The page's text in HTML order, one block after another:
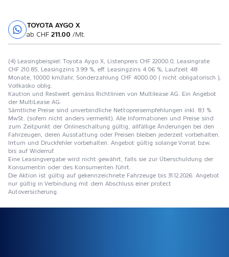
TOYOTA AYGO X
ab CHF 211.00 /Mt.
(4) Leasingbeispiel: Toyota Aygo X, Listenpreis CHF 22000.0, Leasingrate
CHF 210.85, Leasingzins 3.99 %, eff. Leasingzins 4.06 %, Laufzeit 48
Monate, 10000 km/Jahr, Sonderzahlung CHF 4000.00 ( nicht obligatorisch ),
Vollkasko oblig.
Kaution und Restwert gemäss Richtlinien von Multilease AG. Ein Angebot
der MultiLease AG.
Sämtliche Preise sind unverbindliche Nettopreisempfehlungen inkl. 8,1 %
MwSt. (sofern nicht anders vermerkt). Alle Informationen und Preise sind
zum Zeitpunkt der Onlineschaltung gültig, allfällige Änderungen bei den
Fahrzeugen, deren Ausstattung oder Preisen bleiben jederzeit vorbehalten.
Irrtum und Druckfehler vorbehalten. Angebot gültig solange Vorrat bzw.
bis auf Widerruf.
Eine Leasingvergabe wird nicht gewährt, falls sie zur Überschuldung der
Konsumentin oder des Konsumenten führt.
Die Aktion ist gültig auf gekennzeichnete Fahrzeuge bis 31.12.2026. Angebot
nur gültig in Verbindung mit dem Abschluss einer protect
Autoversicherung.